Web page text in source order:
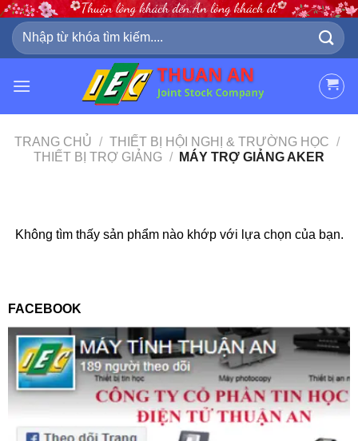
Skip
content
Tìm
kiếm:
TRANG CHỦ / THIẾT BỊ HỘI NGHỊ & TRƯỜNG HỌC /
THIẾT BỊ TRỢ GIẢNG / MÁY TRỢ GIẢNG AKER
Không tìm thấy sản phẩm nào khớp với lựa chọn của bạn.
FACEBOOK